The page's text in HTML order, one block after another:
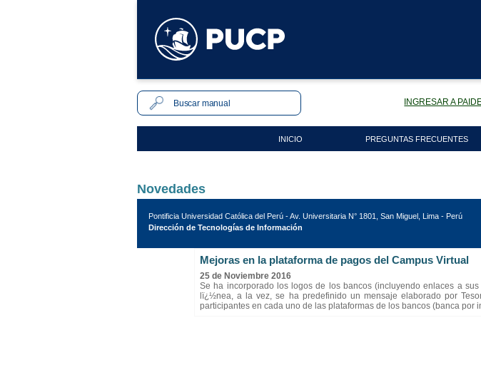
INGRESAR A
INICIO PREGUNTAS FRECUENTES
Novedades
Pontificia Universidad Católica del Perú - Av. Universitaria N° 1801, San Miguel, Lima - Perú
Dirección de Tecnologías de Información
Mejoras en la plataforma de pagos del Campus Virtual
25 de Noviembre 2016
Se ha incorporado los logos de los bancos (incluyendo enlaces a
lï¿½nea, a la vez, se ha predefinido un mensaje elaborado por
participantes en cada uno de las plataformas de los bancos (banca por